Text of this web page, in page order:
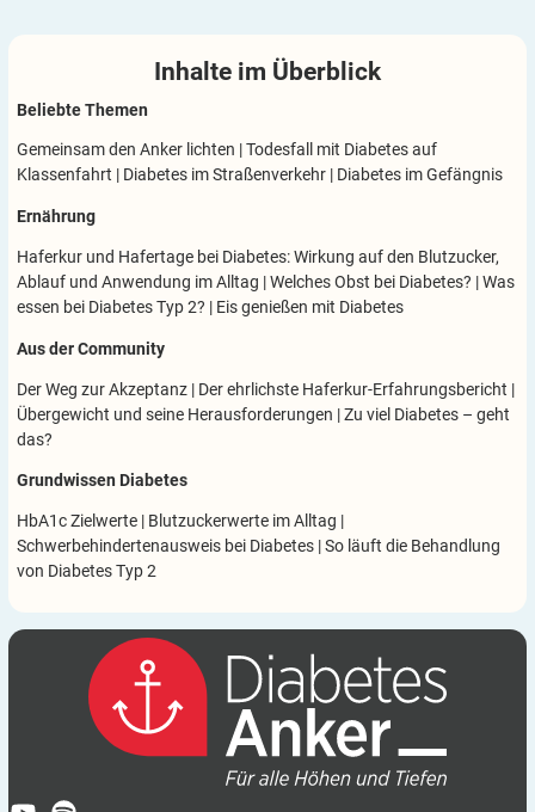
Inhalte im Überblick
Beliebte Themen
Gemeinsam den Anker lichten |Todesfall mit Diabetes auf
Klassenfahrt | Diabetes im Straßenverkehr | Diabetes im Gefängnis
Ernährung
Haferkur und Hafertage bei Diabetes: Wirkung auf den Blutzucker,
Ablauf und Anwendung im Alltag |Welches Obst bei Diabetes? |Was
essen bei Diabetes Typ 2? | Eis genießen mit Diabetes
Aus der Community
Der Weg zur Akzeptanz | Der ehrlichste Haferkur-Erfahrungsbericht |
Übergewicht und seine Herausforderungen |Zu viel Diabetes – geht
das?
Grundwissen Diabetes
HbA1c Zielwerte | Blutzuckerwerte im Alltag |
Schwerbehindertenausweis bei Diabetes |So läuft die Behandlung
von Diabetes Typ 2